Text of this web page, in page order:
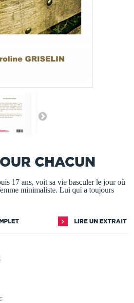
CHACUN
17 ans, voit sa vie basculer le jour où
minimaliste. Lui qui a toujours
LIRE UN EXTRAIT